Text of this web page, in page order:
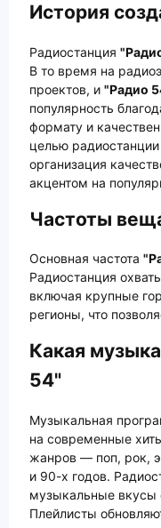
История
Радиостанция
В то время на
проектов, и "Радио
популярность
формату и
целью
организация
акцентом на
Частоты
Основная частота
Радиостанция
включая крупные
регионы, что
Какая
54"
Музыкальная
на современные
жанров — поп, рок,
и 90-х годов.
музыкальные вкусы
Плейлисты